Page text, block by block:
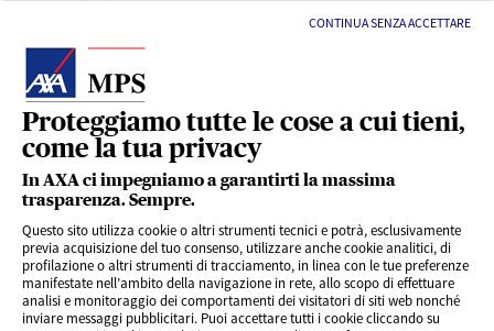
Proteggiamo tutte le cose a cui tieni,
come la tua privacy
In AXA ci impegniamo a garantirti la massima
trasparenza. Sempre.
Questo sito utilizza cookie o altri strumenti tecnici e potrà, esclusivamente
previa acquisizione del tuo consenso, utilizzare anche cookie analitici, di
profilazione o altri strumenti di tracciamento, in linea con le tue preferenze
manifestate nell’ambito della navigazione in rete, allo scopo di effettuare
analisi e monitoraggio dei comportamenti dei visitatori di siti web nonché
inviare messaggi pubblicitari. Puoi accettare tutti i cookie cliccando su
CONTINUA SENZA ACCETTARE
LINK UTILI
SERVIZI AL CLIENTE
CHI SIAMO